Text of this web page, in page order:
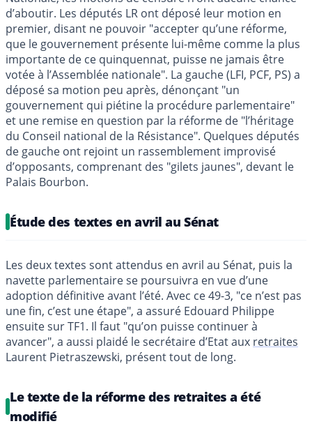
d’aboutir. Les députés LR ont déposé leur motion en
premier, disant ne pouvoir "accepter qu’une réforme,
que le gouvernement présente lui-même comme la plus
importante de ce quinquennat, puisse ne jamais être
votée à l’Assemblée nationale". La gauche (LFI, PCF, PS) a
déposé sa motion peu après, dénonçant "un
gouvernement qui piétine la procédure parlementaire"
et une remise en question par la réforme de "l’héritage
du Conseil national de la Résistance". Quelques députés
de gauche ont rejoint un rassemblement improvisé
d’opposants, comprenant des "gilets jaunes", devant le
Palais Bourbon.
Étude des textes en avril au Sénat
Les deux textes sont attendus en avril au Sénat, puis la
navette parlementaire se poursuivra en vue d’une
adoption définitive avant l’été. Avec ce 49-3, "ce n’est pas
une fin, c’est une étape", a assuré Edouard Philippe
ensuite sur TF1. Il faut "qu’on puisse continuer à
avancer", a aussi plaidé le secrétaire d’Etat aux retraites
Laurent Pietraszewski, présent tout de long.
Le texte de la réforme des retraites a été
modifié